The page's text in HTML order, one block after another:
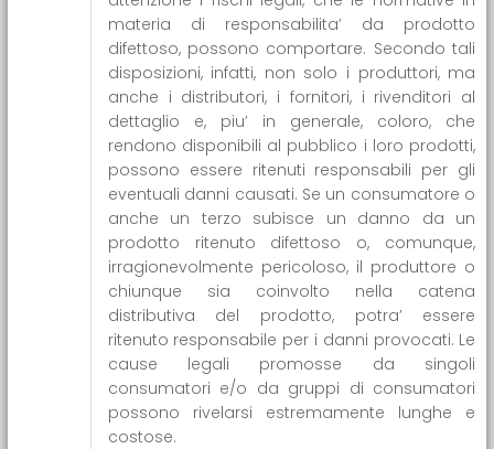
materia di responsabilita’ da prodotto
difettoso, possono comportare. Secondo tali
disposizioni, infatti, non solo i produttori, ma
anche i distributori, i fornitori, i rivenditori al
dettaglio e, piu’ in generale, coloro, che
rendono disponibili al pubblico i loro prodotti,
possono essere ritenuti responsabili per gli
eventuali danni causati. Se un consumatore o
anche un terzo subisce un danno da un
prodotto ritenuto difettoso o, comunque,
irragionevolmente pericoloso, il produttore o
chiunque sia coinvolto nella catena
distributiva del prodotto, potra’ essere
ritenuto responsabile per i danni provocati. Le
cause legali promosse da singoli
consumatori e/o da gruppi di consumatori
possono rivelarsi estremamente lunghe e
costose.